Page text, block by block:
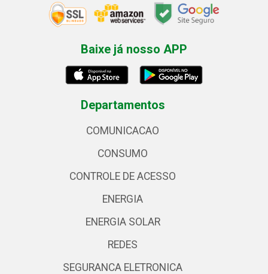
Baixe já nosso APP
Departamentos
COMUNICACAO
CONSUMO
CONTROLE DE ACESSO
ENERGIA
ENERGIA SOLAR
REDES
SEGURANCA ELETRONICA